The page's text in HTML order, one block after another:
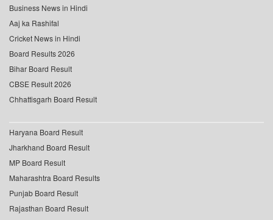
Business News in Hindi
Aaj ka Rashifal
Cricket News in Hindi
Board Results 2026
Bihar Board Result
CBSE Result 2026
Chhattisgarh Board Result
Haryana Board Result
Jharkhand Board Result
MP Board Result
Maharashtra Board Results
Punjab Board Result
Rajasthan Board Result